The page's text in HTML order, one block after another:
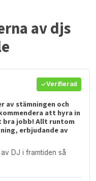
av djs
Verifierad
av stämningen och
att hyra in
jobb! Allt runtom
erbjudande av
DJ i framtiden så